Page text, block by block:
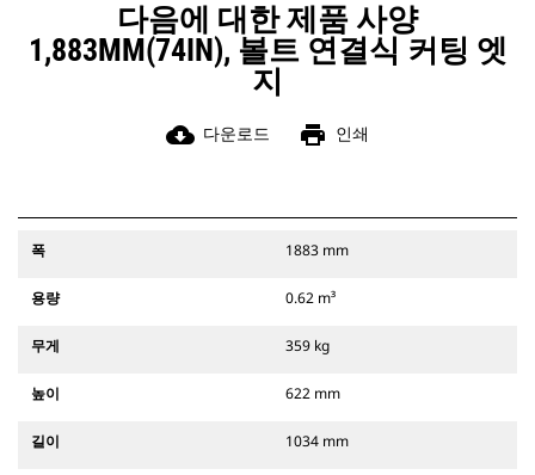
다음에 대한 제품 사양
1,883MM(74IN), 볼트 연결식 커팅 엣
지
cloud_download 다운로드 print 인쇄
폭 1883 mm
용량 0.62 m³
무게 359 kg
높이 622 mm
길이 1034 mm